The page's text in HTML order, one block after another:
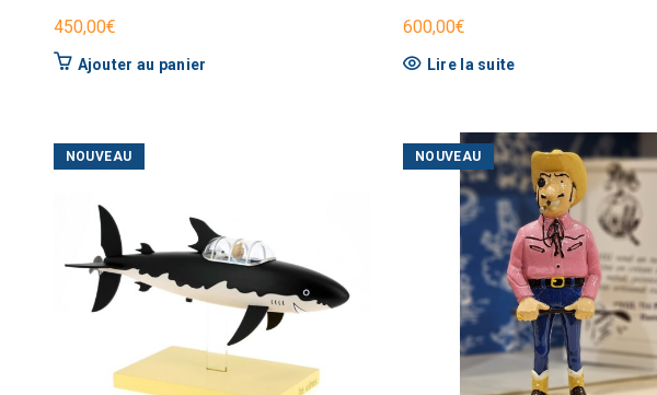
450,00€
Ajouter au panier
600,00€
Lire la suite
NOUVEAU NOUVEAU